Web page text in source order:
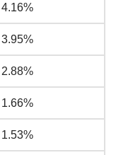
4.16%
3.95%
2.88%
1.66%
1.53%